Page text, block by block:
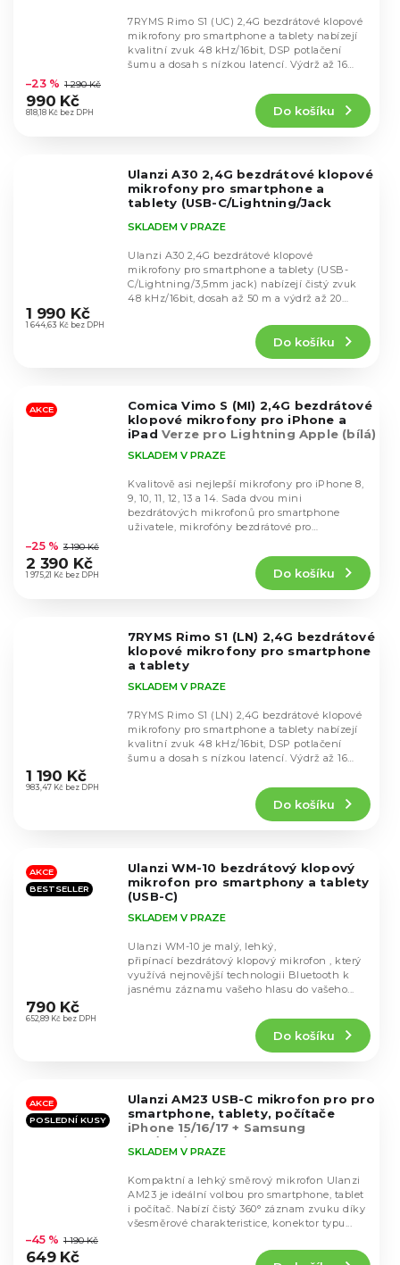
hodnocení
produktu
je
818,18 Kč bez DPH
–23 % 1 290 Kč
990 Kč
Do košíku
7RYMS Rimo S1 (UC) 2,4G bezdrátové klopové
mikrofony pro smartphone a tablety nabízejí
kvalitní zvuk 48 kHz/16bit, DSP potlačení
šumu a dosah s nízkou latencí. Výdrž až 16
Ulanzi A30 2,4G bezdrátové klopové
mikrofony pro smartphone a
tablety (USB-C/Lightning/Jack
hodnocení
produktu
hvězdiček.
SKLADEM V PRAZE
1 644,63 Kč bez DPH
1 990 Kč
Do košíku
Ulanzi A30 2,4G bezdrátové klopové
mikrofony pro smartphone a tablety (USB-
C/Lightning/3,5mm jack) nabízejí čistý zvuk
48 kHz/16bit, dosah až 50 m a výdrž až 20
AKCE
Comica Vimo S (MI) 2,4G bezdrátové
klopové mikrofony pro iPhone a
iPad Verze pro Lightning Apple (bílá)
hodnocení
produktu
je
SKLADEM V PRAZE
1 975,21 Kč bez DPH
–25 % 3 190 Kč
2 390 Kč
Do košíku
Kvalitově asi nejlepší mikrofony pro iPhone 8,
9, 10, 11, 12, 13 a 14. Sada dvou mini
bezdrátových mikrofonů pro smartphone
uživatele, mikrofóny bezdrátové pro
7RYMS Rimo S1 (LN) 2,4G bezdrátové
klopové mikrofony pro smartphone
a tablety
hodnocení
produktu
hvězdiček.
SKLADEM V PRAZE
983,47 Kč bez DPH
1 190 Kč
Do košíku
7RYMS Rimo S1 (LN) 2,4G bezdrátové klopové
mikrofony pro smartphone a tablety nabízejí
kvalitní zvuk 48 kHz/16bit, DSP potlačení
šumu a dosah s nízkou latencí. Výdrž až 16
AKCE
BESTSELLER
Ulanzi WM-10 bezdrátový klopový
mikrofon pro smartphony a tablety
(USB-C)
hodnocení
produktu
hvězdiček.
SKLADEM V PRAZE
652,89 Kč bez DPH
790 Kč
Do košíku
Ulanzi WM-10 je malý, lehký,
připínací bezdrátový klopový mikrofon , který
využívá nejnovější technologii Bluetooth k
jasnému záznamu vašeho hlasu do vašeho...
AKCE
POSLEDNÍ KUSY
Ulanzi AM23 USB-C mikrofon pro pro
smartphone, tablety, počítače
iPhone 15/16/17 + Samsung
S24/S25/S26
hodnocení
produktu
SKLADEM V PRAZE
–45 % 1 190 Kč
649 Kč
Kompaktní a lehký směrový mikrofon Ulanzi
AM23 je ideální volbou pro smartphone, tablet
i počítač. Nabízí čistý 360° záznam zvuku díky
všesměrové charakteristice, konektor typu...